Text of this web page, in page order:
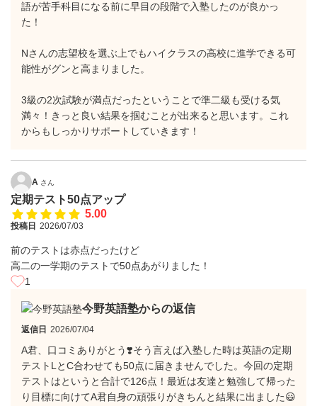
語が苦手科目になる前に早目の段階で入塾したのが良かっ
た！
Nさんの志望校を選ぶ上でもハイクラスの高校に進学できる可
能性がグンと高まりました。
3級の2次試験が満点だったということで準二級も受ける気
満々！きっと良い結果を掴むことが出来ると思います。これ
からもしっかりサポートしていきます！
A さん
定期テスト50点アップ
5.00
投稿日 2026/07/03
前のテストは赤点だったけど
高二の一学期のテストで50点あがりました！
1
今野英語塾からの返信
返信日 2026/07/04
A君、口コミありがとう❣️そう言えば入塾した時は英語の定期
テストLとC合わせても50点に届きませんでした。今回の定期
テストはというと合計で126点！最近は友達と勉強して帰った
り目標に向けてA君自身の頑張りがきちんと結果に出ました😃